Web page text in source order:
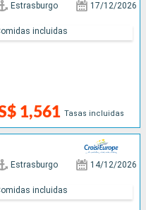
Estrasburgo 17/12/2026
1,561 Tasas incluidas
incluidas
Estrasburgo 14/12/2026
incluidas